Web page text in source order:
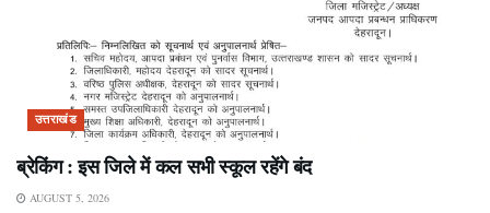
उत्तराखंड
ब्रेकिंग : इस जिले में कल सभी स्कूल रहेंगे बंद
AUGUST 5, 2026